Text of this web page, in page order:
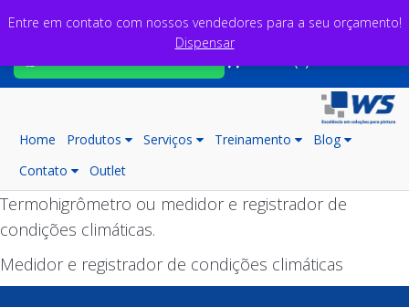
Home Produtos Serviços Treinamento
Blog
Contato
Outlet
Termohigrômetro ou medidor e registrador de
condições climáticas.
Medidor e registrador de condições climáticas
Entre em contato com nossos vendedores para a seu orçamento!
Dispensar